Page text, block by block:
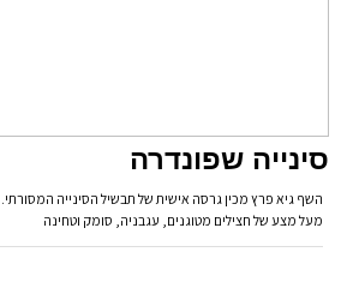
סינייה שפונדרה
השף גיא פרץ מכין גרסה אישית של תבשיל הסינייה
מעל מצע של חצילים מטוגנים, עגבניה, סומק וטחינה